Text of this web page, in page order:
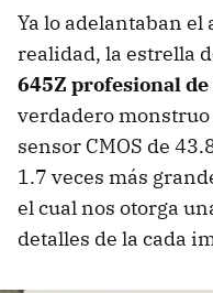
Ya lo adelantaban el
realidad, la estrella
645Z profesional
verdadero
sensor CMOS de
1.7 veces más
el cual nos otorga
detalles de la cada